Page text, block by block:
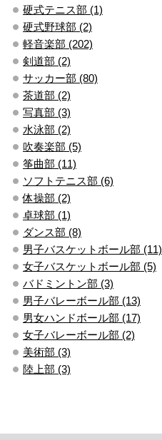
硬式テニス部 (1)
硬式野球部 (2)
軽音楽部 (202)
剣道部 (2)
サッカー部 (80)
茶道部 (2)
写真部 (3)
水泳部 (2)
吹奏楽部 (5)
筝曲部 (11)
ソフトテニス部 (6)
体操部 (2)
卓球部 (1)
ダンス部 (8)
男子バスケットボール部 (11)
女子バスケットボール部 (5)
バドミントン部 (3)
男子バレーボール部 (13)
男女ハンドボール部 (17)
女子バレーボール部 (2)
美術部 (3)
陸上部 (3)